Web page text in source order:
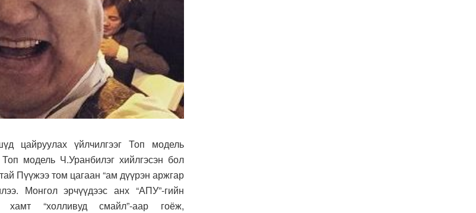
цайруулах үйлчилгээг Топ модель
модель Ч.Уранбилэг хийлгэсэн бол
Пүүжээ том цагаан “ам дүүрэн аржгар
Монгол эрчүүдээс анх “АПУ”-гийн
“холливуд смайл”-аар гоёж,